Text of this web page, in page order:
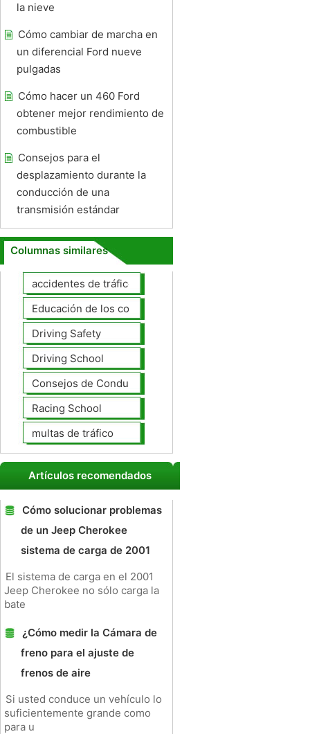
la nieve
Cómo cambiar de marcha en
un diferencial Ford nueve
pulgadas
Cómo hacer un 460 Ford
obtener mejor rendimiento de
combustible
Consejos para el
desplazamiento durante la
conducción de una
transmisión estándar
Columnas similares
accidentes de tráfico
Educación de los conductores
Driving Safety
Driving School
Consejos de Conducción
Racing School
multas de tráfico
Artículos recomendados
Cómo solucionar problemas
de un Jeep Cherokee
sistema de carga de 2001
El sistema de carga en el 2001
Jeep Cherokee no sólo carga la
bate
¿Cómo medir la Cámara de
freno para el ajuste de
frenos de aire
Si usted conduce un vehículo lo
suficientemente grande como
para u